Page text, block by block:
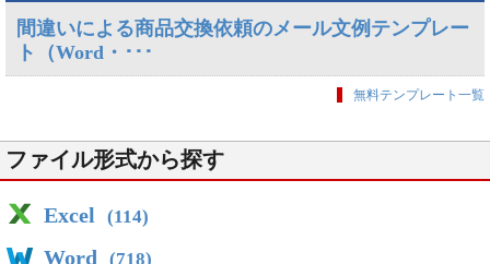
間違いによる商品交換依頼のメール文例テンプレー
ト（Word・･･･
無料テンプレート一覧
ファイル形式から探す
Excel (114)
Word (718)